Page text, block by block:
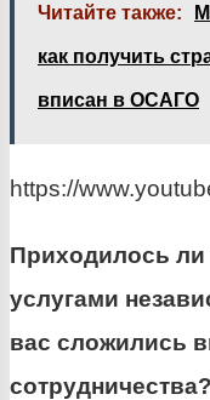
Читайте также:
как получить
вписан в ОСАГО
https://
Приходилось ли
услугами
вас сложились
сотрудничества?